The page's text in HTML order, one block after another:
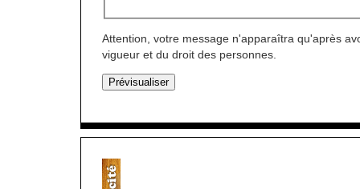
Attention, votre message n'apparaîtra qu'après
vigueur et du droit des personnes.